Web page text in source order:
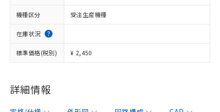
機種区分 受注生産機種
在庫状況
標準価格(税別) ¥ 2,450
詳細情報